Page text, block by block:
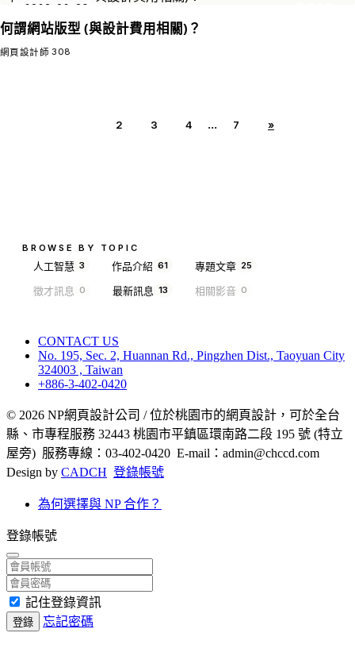
2026-02-08
何謂網站版型 (與設計費用相關)？
網頁設計師 308
2 3 4 ... 7 »
BROWSE BY TOPIC
人工智慧 3 作品介紹 61 專題文章 25
徵才訊息 0 最新訊息 13 相關影音 0
CONTACT US
No. 195, Sec. 2, Huannan Rd., Pingzhen Dist., Taoyuan City
324003 , Taiwan
+886-3-402-0420
© 2026 NP網頁設計公司 / 位於桃園市的網頁設計，可於全台
縣、市專程服務 32443 桃園市平鎮區環南路二段 195 號 (特立
屋旁) 服務專線：03-402-0420 E-mail：admin@chccd.com
Design by CADCH 登錄帳號
為何選擇與 NP 合作？
登錄帳號
記住登錄資訊
登錄 忘記密碼